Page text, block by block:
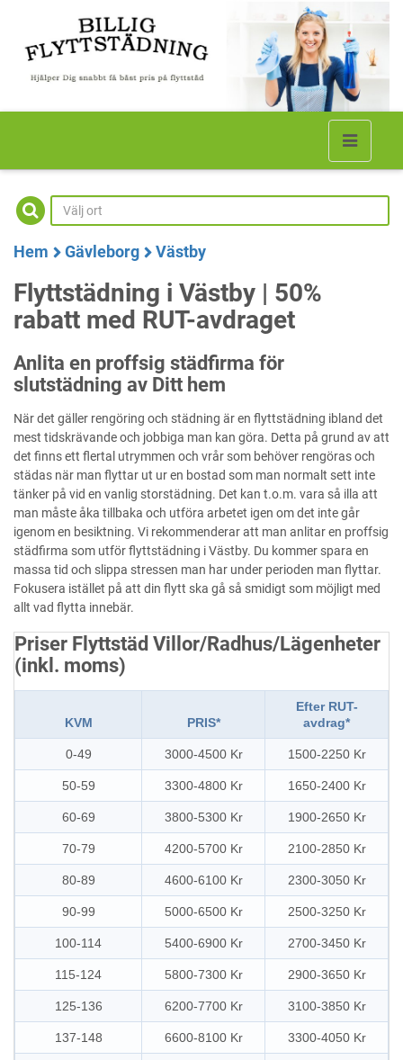
Hem Gävleborg Västby
Flyttstädning i Västby | 50%
rabatt med RUT-avdraget
Anlita en proffsig städfirma för
slutstädning av Ditt hem
När det gäller rengöring och städning är en flyttstädning ibland det
mest tidskrävande och jobbiga man kan göra. Detta på grund av att
det finns ett flertal utrymmen och vrår som behöver rengöras och
städas när man flyttar ut ur en bostad som man normalt sett inte
tänker på vid en vanlig storstädning. Det kan t.o.m. vara så illa att
man måste åka tillbaka och utföra arbetet igen om det inte går
igenom en besiktning. Vi rekommenderar att man anlitar en proffsig
städfirma som utför flyttstädning i Västby. Du kommer spara en
massa tid och slippa stressen man har under perioden man flyttar.
Fokusera istället på att din flytt ska gå så smidigt som möjligt med
allt vad flytta innebär.
Priser Flyttstäd Villor/Radhus/Lägenheter
(inkl. moms)
KVM PRIS*
Efter RUT-
avdrag*
0-49 3000-4500 Kr 1500-2250 Kr
50-59 3300-4800 Kr 1650-2400 Kr
60-69 3800-5300 Kr 1900-2650 Kr
70-79 4200-5700 Kr 2100-2850 Kr
80-89 4600-6100 Kr 2300-3050 Kr
90-99 5000-6500 Kr 2500-3250 Kr
100-114 5400-6900 Kr 2700-3450 Kr
115-124 5800-7300 Kr 2900-3650 Kr
125-136 6200-7700 Kr 3100-3850 Kr
137-148 6600-8100 Kr 3300-4050 Kr